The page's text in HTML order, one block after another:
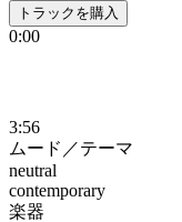
トラックを購入
0:00
3:56
ムード／テーマ
neutral
contemporary
楽器